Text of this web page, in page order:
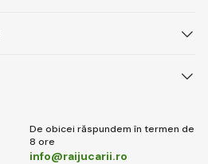
De obicei răspundem în termen de
8 ore
info@raijucarii.ro